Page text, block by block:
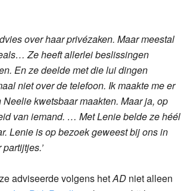
over haar privézaken. Maar meestal
Ze heeft allerlei beslissingen
En ze deelde met die lui dingen
niet over de telefoon. Ik maakte me er
kwetsbaar maakten. Maar ja, op
van iemand. … Met Lenie belde ze héél
Lenie is op bezoek geweest bij ons in
adviseerde volgens hetAD niet alleen